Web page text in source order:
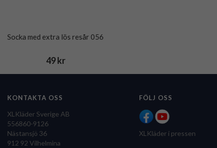
Socka med extra lös resår 056
49 kr
KONTAKTA OSS
XLKläder Sverige AB
556860-9126
Nästansjö 36
912 92 Vilhelmina
FÖLJ OSS
XLKläder i pressen